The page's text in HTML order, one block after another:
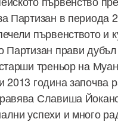
Партизан в периода
първенството
Партизан прави
треньор на
година започва
Славиша
успехи и много